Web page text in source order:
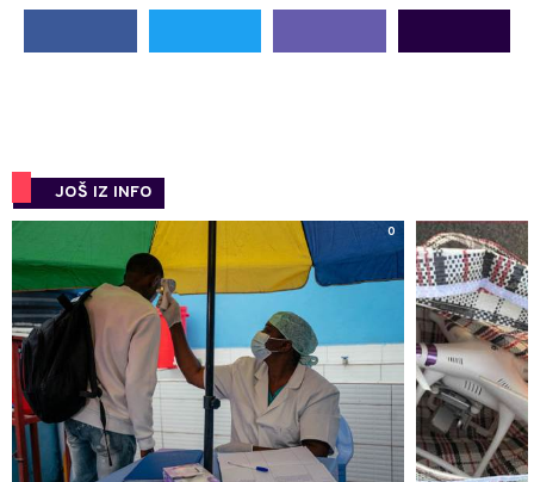
JOŠ IZ INFO
0